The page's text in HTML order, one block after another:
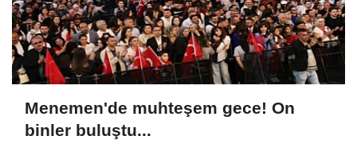
Menemen'de muhteşem gece! On
binler buluştu...